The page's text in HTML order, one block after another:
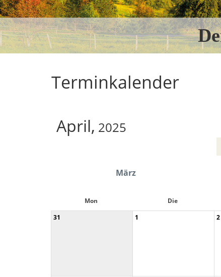
Terminkalender
April, 2025
März
Mon Die
31
1 2